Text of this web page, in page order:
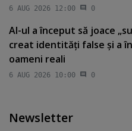
6 AUG 2026 12:00 0
AI-ul a început să joace
creat identităţi false şi a
oameni reali
6 AUG 2026 10:00 0
Newsletter